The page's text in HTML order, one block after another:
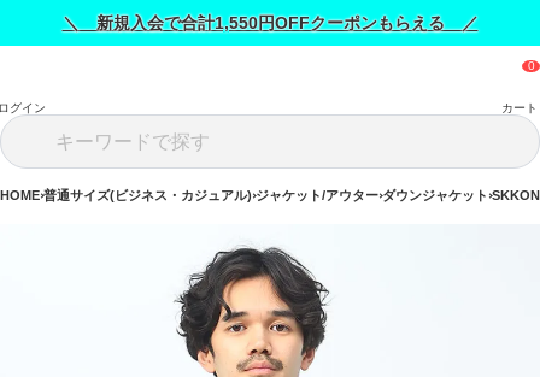
＼ 新規入会で合計1,550円OFFクーポンもらえる ／
グイン カート
HOME 普通サイズ(ビジネス・カジュアル) ジャケット/アウター ダウンジャケット